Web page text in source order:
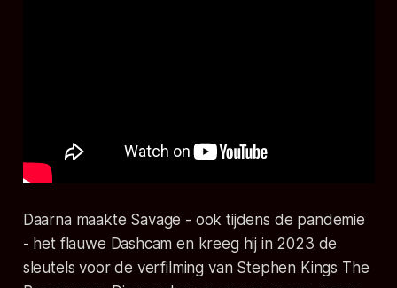
Daarna maakte Savage - ook tijdens de pandemie
- het flauwe Dashcam en kreeg hij in 2023 de
sleutels voor de verfilming van Stephen Kings The